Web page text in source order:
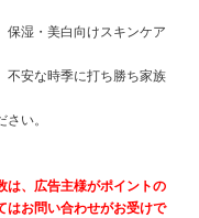
保湿・美白向けスキンケア
不安な時季に打ち勝ち家族
い。
は、広告主様がポイントの
はお問い合わせがお受けで